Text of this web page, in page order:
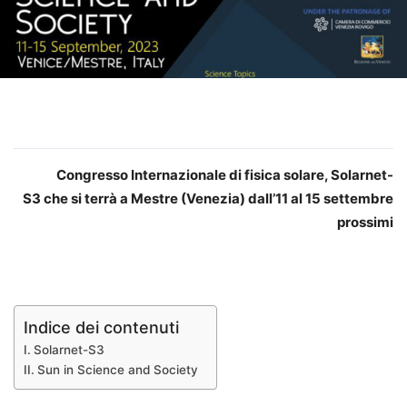
Congresso Internazionale di fisica solare, Solarnet-
S3 che si terrà a Mestre (Venezia) dall’11 al 15 settembre
prossimi
Indice dei contenuti
Solarnet-S3
Sun in Science and Society